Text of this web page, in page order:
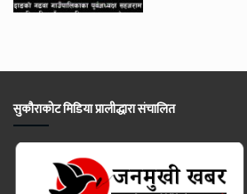
सुकौराकोट मिडिया प्रालीद्धारा संचालित